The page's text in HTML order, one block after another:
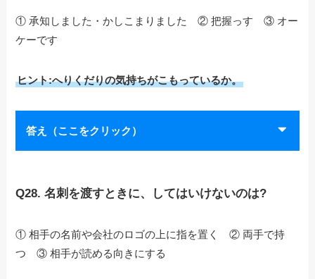
① 承知しました・かしこまりました ② 把握っす ③ オー
ケーです
ヒント:へりくだりの気持ちがこもっているか。
答え（ここをクリック）
Q28. 名刺を渡すときに、してはいけないのは?
① 相手の名前や会社のロゴの上に指を置く ② 両手で持
つ ③ 相手が読める向きにする